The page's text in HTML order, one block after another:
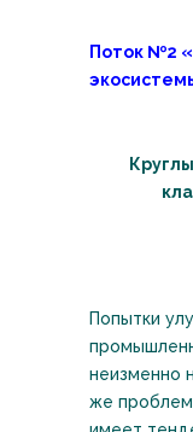
Поток №2
Попытки
неизменно
же